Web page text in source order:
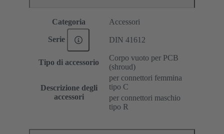
Categoria Accessori
Serie DIN 41612
Tipo di accessorio
Corpo vuoto per PCB
(shroud)
Descrizione degli
accessori
per connettori femmina
tipo C
per connettori maschio
tipo R